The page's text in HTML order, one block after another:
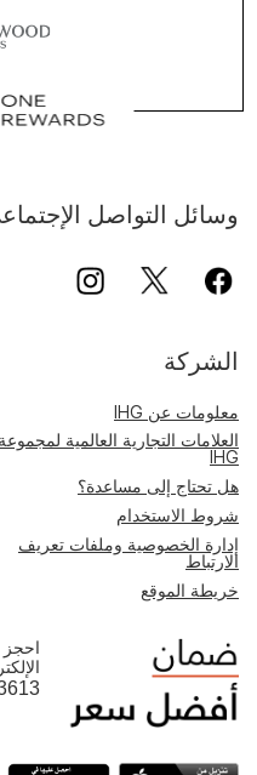
وسائل التواصل
الشركة
معلومات عن IHG
العلامات التجارية العالمية لمجموعة
IHG
هل تحتاج إلى مساعدة؟
شروط الاستخدام
إدارة الخصوصية وملفات تعريف
الارتباط
خريطة الموقع
احجز